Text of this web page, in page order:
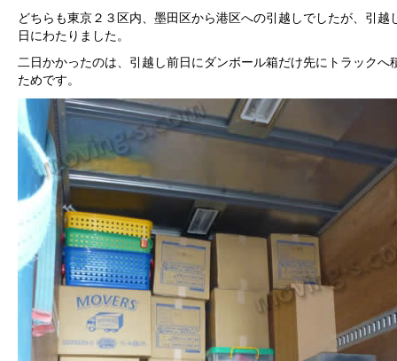
どちらも東京２３区内、墨田区から港区への引越しでしたが、引越
日にわたりました。
二日かかったのは、引越し前日にダンボール箱だけ先にトラックへ
ためです。